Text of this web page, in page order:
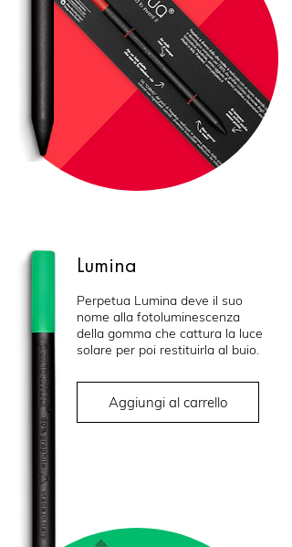
Lumina
Perpetua Lumina deve il suo
nome alla fotoluminescenza
della gomma che cattura la luce
solare per poi restituirla al buio.
Aggiungi al carrello